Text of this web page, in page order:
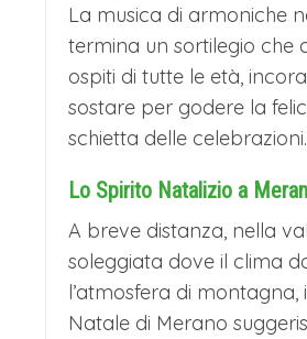
La musica di armoniche
termina un sortilegio che
ospiti di tutte le età,
sostare per godere la
schietta delle celebrazioni.
Lo Spirito Natalizio a
A breve distanza, nella
soleggiata dove il clima
l’atmosfera di montagna,
Natale di Merano